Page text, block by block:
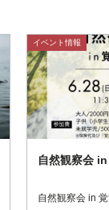
イベント情報
自然観察会
自然観察会 in